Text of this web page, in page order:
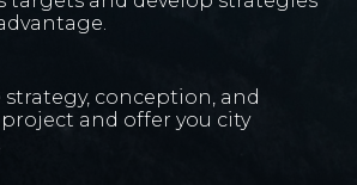
conception, and
and offer you city